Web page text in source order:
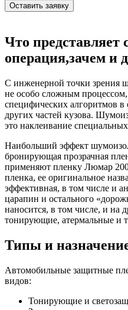
Оставить заявку
Что представляет
операция,зачем и
С инженерной точки зрения
не особо сложным
специфических алгоритмов
других частей кузова.
это наклеивание
Наибольший эффект
бронирующая прозрачная
применяют пленку Люмар
пленка, ее оригинальное
эффективная, в том числе и
царапин и остального
наносится, в том числе, и на
тонирующие, атермальные и
Типы и
Автомобильные защитные
видов:
Тонирующие и